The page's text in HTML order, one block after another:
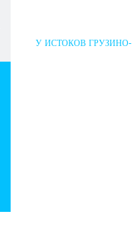
У ИСТОКОВ ГРУЗИНО-